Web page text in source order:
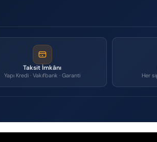
Taksit İmkânı
Yapı Kredi · Vakıfbank · Garanti Her